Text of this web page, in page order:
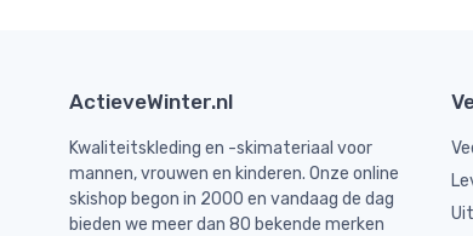
ActieveWinter.nl
Kwaliteitskleding en -skimateriaal voor
mannen, vrouwen en kinderen. Onze online
skishop begon in 2000 en vandaag de dag
bieden we meer dan 80 bekende merken